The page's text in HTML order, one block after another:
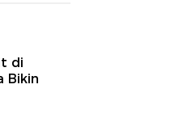
di
Bikin